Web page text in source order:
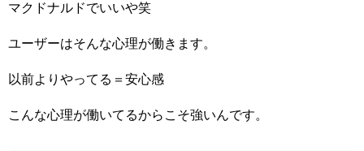
マクドナルドでいいや笑
ユーザーはそんな心理が働きます。
以前よりやってる＝安心感
こんな心理が働いてるからこそ強いんです。